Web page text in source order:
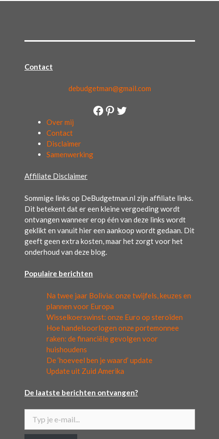
Contact
debudgetman@gmail.com
Facebook Pinterest Twitter
Over mij
Contact
Disclaimer
Samenwerking
Affiliate Disclaimer
Sommige links op DeBudgetman.nl zijn affiliate links.
Dit betekent dat er een kleine vergoeding wordt
ontvangen wanneer erop één van deze links wordt
geklikt en vanuit hier een aankoop wordt gedaan. Dit
geeft geen extra kosten, maar het zorgt voor het
onderhoud van deze blog.
Populaire berichten
Na twee jaar Bolivia: onze twijfels, keuzes en
plannen voor Europa
Wisselkoerswinst: onze Euro op steroïden
Hoe handelsoorlogen onze portemonnee
raken: de financiële gevolgen voor
huishoudens
De ‘hoeveel ben je waard’ update
Update uit Zuid Amerika
De laatste berichten ontvangen?
Typ je e-mail...